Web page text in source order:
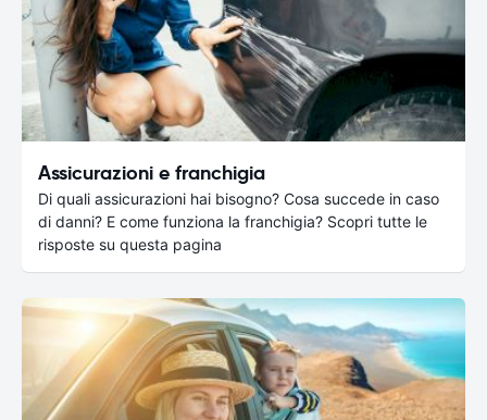
Assicurazioni e franchigia
Di quali assicurazioni hai bisogno? Cosa succede in caso
di danni? E come funziona la franchigia? Scopri tutte le
risposte su questa pagina